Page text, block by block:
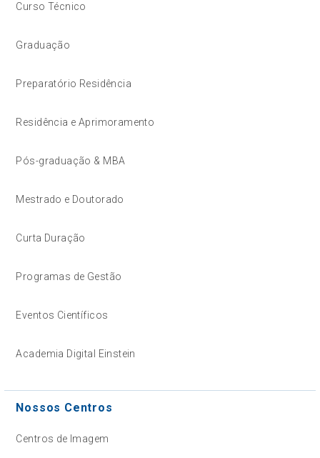
Curso Técnico
Graduação
Preparatório Residência
Residência e Aprimoramento
Pós-graduação & MBA
Mestrado e Doutorado
Curta Duração
Programas de Gestão
Eventos Científicos
Academia Digital Einstein
Nossos Centros
Centros de Imagem